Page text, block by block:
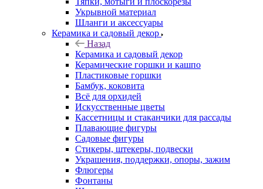
Укрывной материал
Шланги и аксессуары
Керамика и садовый декор
Назад
Керамика и садовый декор
Керамические горшки и кашпо
Пластиковые горшки
Бамбук, коковита
Всё для орхидей
Искусственные цветы
Кассетницы и стаканчики для рассады
Плавающие фигуры
Садовые фигуры
Стикеры, штекеры, подвески
Украшения, поддержки, опоры, зажим
Флюгеры
Фонтаны